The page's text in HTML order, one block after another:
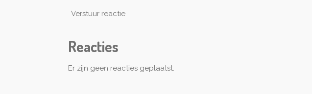
Verstuur reactie
Reacties
Er zijn geen reacties geplaatst.